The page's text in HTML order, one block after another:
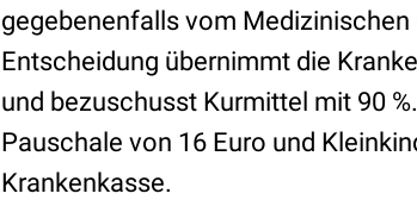
gegebenenfalls vom
Entscheidung übernimmt die
und bezuschusst Kurmittel mit 90
Pauschale von 16 Euro und
Krankenkasse.